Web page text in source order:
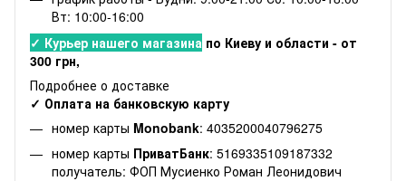
Вт: 10:00-16:00
✓ Курьер нашего магазина по Киеву и области - от
300 грн,
Подробнее о доставке
✓ Оплата на банковскую карту
номер карты Monobank: 4035200040796275
номер карты ПриватБанк: 5169335109187332
получатель: ФОП Мусиенко Роман Леонидович